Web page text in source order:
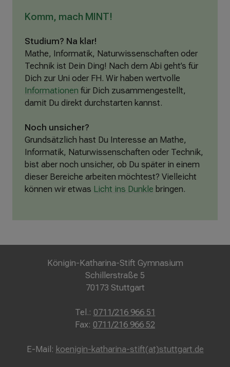
Komm, mach MINT!
Studium? Na klar!
Mathe, Informatik, Naturwissenschaften oder
Technik ist Dein Ding! Nach dem Abi geht’s für
Dich zur Uni oder FH. Wir haben wertvolle
Informationen für Dich zusammengestellt,
damit Du direkt durchstarten kannst.
Noch unsicher?
Grundsätzlich hast Du Interesse an Mathe,
Informatik, Naturwissenschaften oder Technik,
bist aber noch unsicher, ob Du später in einem
dieser Bereiche arbeiten möchtest? Vielleicht
können wir etwas Licht ins Dunkle bringen.
Königin-Katharina-Stift Gymnasium
Schillerstraße 5
70173 Stuttgart
Tel.: 0711/216 966 51
Fax: 0711/216 966 52
E-Mail: koenigin-katharina-stift(at)stuttgart.de